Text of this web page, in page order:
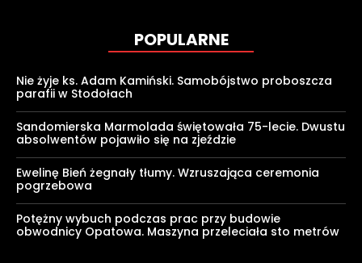
POPULARNE
Nie żyje ks. Adam Kamiński. Samobójstwo proboszcza
parafii w Stodołach
Sandomierska Marmolada świętowała 75-lecie. Dwustu
absolwentów pojawiło się na zjeździe
Ewelinę Bień żegnały tłumy. Wzruszająca ceremonia
pogrzebowa
Potężny wybuch podczas prac przy budowie
obwodnicy Opatowa. Maszyna przeleciała sto metrów